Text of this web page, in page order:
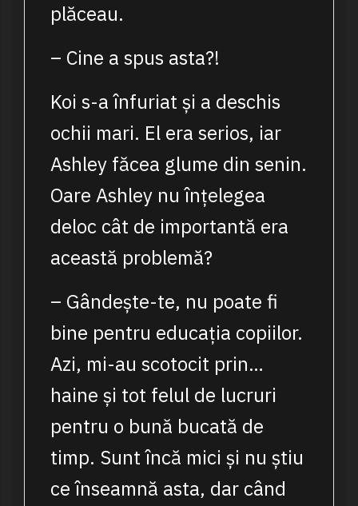
plăceau.
– Cine a spus asta?!
Koi s-a înfuriat și a deschis
ochii mari. El era serios, iar
Ashley făcea glume din senin.
Oare Ashley nu înțelegea
deloc cât de importantă era
această problemă?
– Gândește-te, nu poate fi
bine pentru educația copiilor.
Azi, mi-au scotocit prin…
haine și tot felul de lucruri
pentru o bună bucată de
timp. Sunt încă mici și nu știu
ce înseamnă asta, dar când